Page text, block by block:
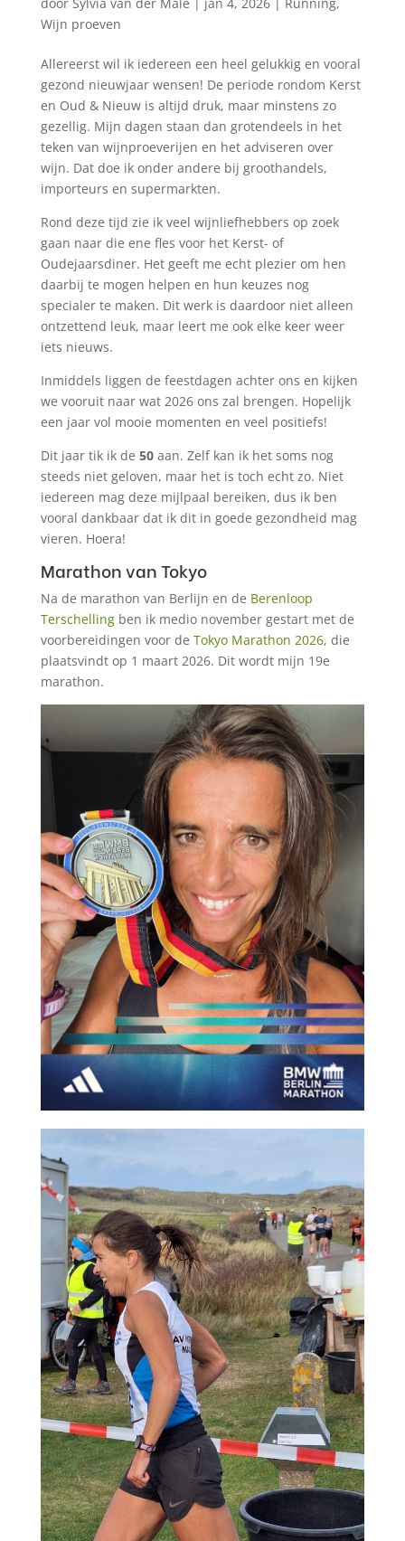
door Sylvia van der Male jan 4, 2026| Running,
Wijn proeven
Allereerst wil ik iedereen een heel gelukkig en vooral
gezond nieuwjaar wensen! De periode rondom Kerst
en Oud & Nieuw is altijd druk, maar minstens zo
gezellig. Mijn dagen staan dan grotendeels in het
teken van wijnproeverijen en het adviseren over
wijn. Dat doe ik onder andere bij groothandels,
importeurs en supermarkten.
Rond deze tijd zie ik veel wijnliefhebbers op zoek
gaan naar die ene fles voor het Kerst- of
Oudejaarsdiner. Het geeft me echt plezier om hen
daarbij te mogen helpen en hun keuzes nog
specialer te maken. Dit werk is daardoor niet alleen
ontzettend leuk, maar leert me ook elke keer weer
iets nieuws.
Inmiddels liggen de feestdagen achter ons en kijken
we vooruit naar wat 2026 ons zal brengen. Hopelijk
een jaar vol mooie momenten en veel positiefs!
Dit jaar tik ik de 50aan. Zelf kan ik het soms nog
steeds niet geloven, maar het is toch echt zo. Niet
iedereen mag deze mijlpaal bereiken, dus ik ben
vooral dankbaar dat ik dit in goede gezondheid mag
vieren. Hoera!
Marathon van Tokyo
Na de marathon van Berlijn en de Berenloop
Terschellingben ik medio november gestart met de
voorbereidingen voor de Tokyo Marathon 2026, die
plaatsvindt op 1 maart 2026. Dit wordt mijn 19e
marathon.